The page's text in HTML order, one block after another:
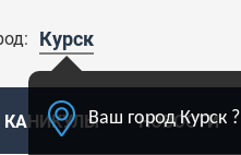
Курск
Ваш город Курск ?
КАНИКУЛЫ НОВОСТИ